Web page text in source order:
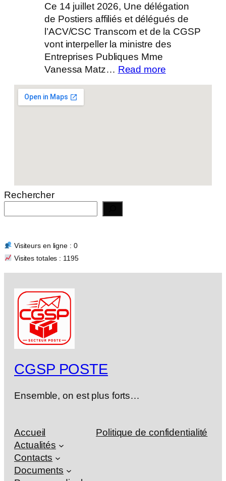
Ce 14 juillet 2026, Une délégation
de Postiers affiliés et délégués de
l’ACV/CSC Transcom et de la CGSP
vont interpeller la ministre des
Entreprises Publiques Mme
Vanessa Matz… Read more:
Rechercher
Visiteurs en ligne : 0
Visites totales : 1195
CGSP POSTE
Ensemble, on est plus forts…
Accueil
Actualités
Contacts
Documents
Politique de confidentialité